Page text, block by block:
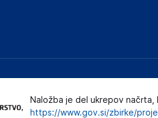
Naložba je del ukrepov načrta,
https://www.gov.si/zbirke/